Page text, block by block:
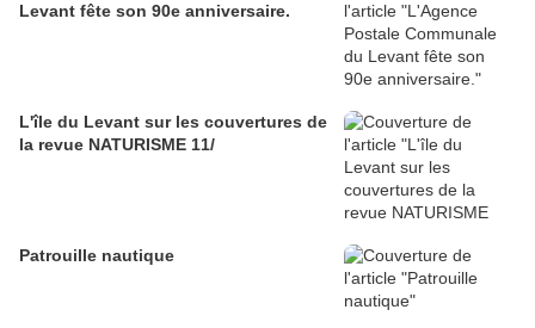
Levant fête son 90e anniversaire.
L'île du Levant sur les couvertures de
la revue NATURISME 11/
Patrouille nautique